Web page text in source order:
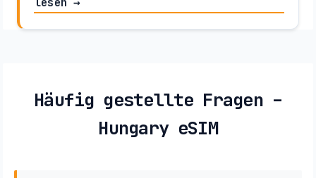
Häufig gestellte Fragen –
Hungary eSIM